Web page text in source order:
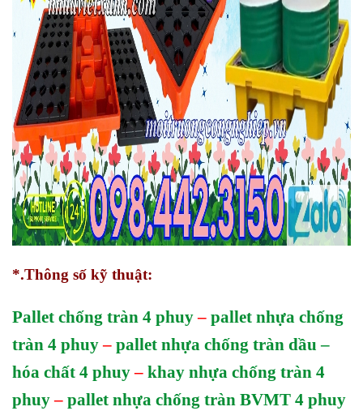
*.Thông số kỹ thuật:
Pallet chống tràn 4 phuy – pallet nhựa chống
tràn 4 phuy – pallet nhựa chống tràn dầu –
hóa chất 4 phuy – khay nhựa chống tràn 4
phuy – pallet nhựa chống tràn BVMT 4 phuy